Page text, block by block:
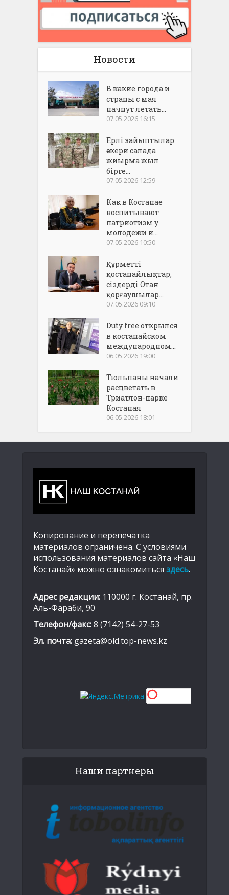
Новости
В какие города и
страны с мая
начнут летать...
07.05.2026 16:15
Ерлі зайыптылар
әскери салада
жиырма жыл
бірге...
07.05.2026 12:59
Как в Костанае
воспитывают
патриотизм у
молодежи и...
07.05.2026 10:50
Құрметті
қостанайлықтар,
сіздерді Отан
қорғаушылар...
07.05.2026 09:10
Duty free открылся
в костанайском
международном...
06.05.2026 19:00
Тюльпаны начали
расцветать в
Триатлон-парке
Костаная
06.05.2026 18:01
Копирование и перепечатка
материалов ограничена. С условиями
использования материалов сайта «Наш
Костанай» можно ознакомиться здесь.
Адрес редакции: 110000 г. Костанай, пр.
Аль-Фараби, 90
Телефон/факс:8 (7142) 54-27-53
Эл. почта: gazeta@old.top-news.kz
Наши партнеры